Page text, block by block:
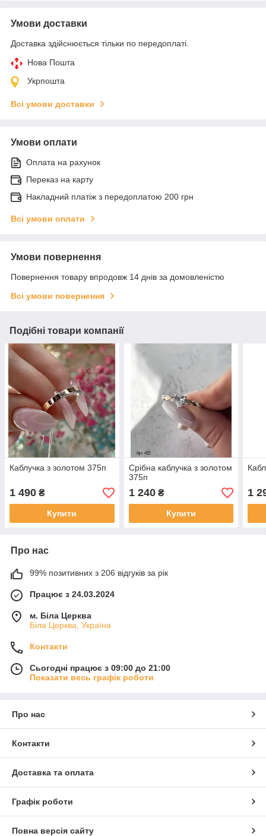
Умови доставки
Доставка здійснюється тільки по передоплаті.
Нова Пошта
Укрпошта
Всі умови доставки
Умови оплати
Оплата на рахунок
Переказ на карту
Накладний платіж з передоплатою 200 грн
Всі умови оплати
Умови повернення
Повернення товару впродовж 14 днів за домовленістю
Всі умови повернення
Подібні товари компанії
Каблучка з золотом 375п
1 490 ₴
Купити
Срібна каблучка з золотом
375п
1 240₴
Купити
1
Про нас
99% позитивних з 206 відгуків за рік
Працює з 24.03.2024
м. Біла Церква
Біла Церква, Україна
Контакти
Сьогодні працює з 09:00 до 21:00
Показати весь графік роботи
Про нас
Контакти
Доставка та оплата
Графік роботи
Повна версія сайту